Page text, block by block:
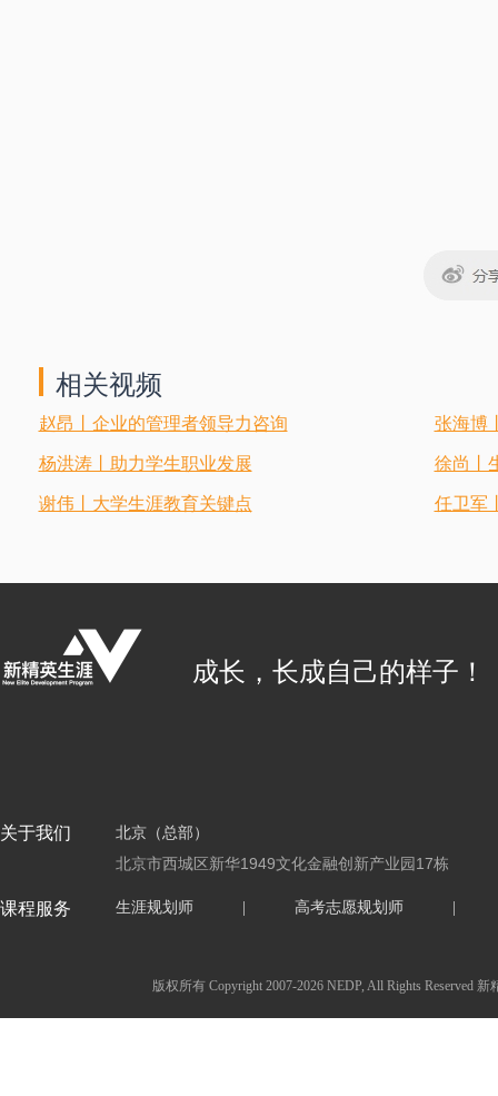
相关视频
赵昂丨企业的管理者领导力咨询 张海博
杨洪涛丨助力学生职业发展 徐尚丨
谢伟丨大学生涯教育关键点 任卫军
成长，长成自己的样子！
关于我们
北京（总部）
北京市西城区新华1949文化金融创新产业园17栋
课程服务 生涯规划师 | 高考志愿规划师 |
版权所有 Copyright 2007-2026 NEDP, All Rights